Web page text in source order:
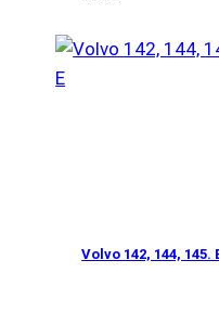
Volvo 142, 144, 145.